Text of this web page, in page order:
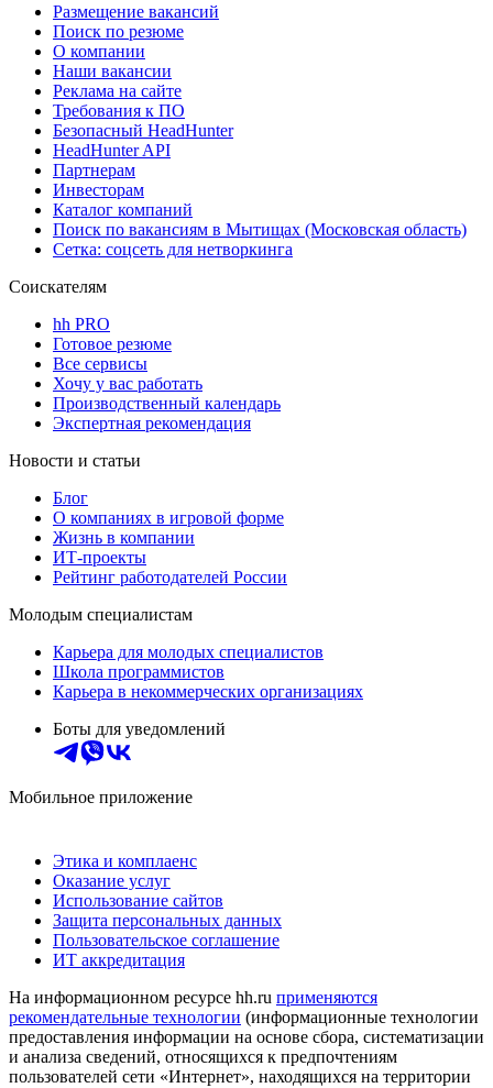
Размещение вакансий
Поиск по резюме
О компании
Наши вакансии
Реклама на сайте
Требования к ПО
Безопасный HeadHunter
HeadHunter API
Партнерам
Инвесторам
Каталог компаний
Поиск по вакансиям в Мытищах (Московская область)
Сетка: соцсеть для нетворкинга
Соискателям
hh PRO
Готовое резюме
Все сервисы
Хочу у вас работать
Производственный календарь
Экспертная рекомендация
Новости и статьи
Блог
О компаниях в игровой форме
Жизнь в компании
ИТ-проекты
Рейтинг работодателей России
Молодым специалистам
Карьера для молодых специалистов
Школа программистов
Карьера в некоммерческих организациях
Боты для уведомлений
Мобильное приложение
Этика и комплаенс
Оказание услуг
Использование сайтов
Защита персональных данных
Пользовательское соглашение
ИТ аккредитация
На информационном ресурсе hh.ru применяются
рекомендательные технологии (информационные технологии
предоставления информации на основе сбора, систематизации
и анализа сведений, относящихся к предпочтениям
пользователей сети «Интернет», находящихся на территории